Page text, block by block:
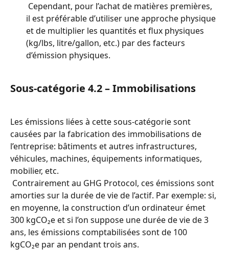
il est préférable d’utiliser une approche physique
et de multiplier les quantités et flux physiques
(kg/lbs, litre/gallon, etc.) par des facteurs
d’émission physiques.
Sous-catégorie 4.2 – Immobilisations
Les émissions liées à cette sous-catégorie sont
causées par la fabrication des immobilisations de
l’entreprise: bâtiments et autres infrastructures,
véhicules, machines, équipements informatiques,
mobilier, etc.
amorties sur la durée de vie de l’actif. Par exemple: si,
en moyenne, la construction d’un ordinateur émet
300 kgCO₂e et si l’on suppose une durée de vie de 3
ans, les émissions comptabilisées sont de 100
kgCO₂e par an pendant trois ans.